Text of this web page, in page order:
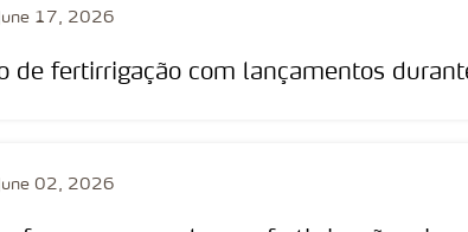
17, 2026
de fertirrigação com lançamentos
02, 2026